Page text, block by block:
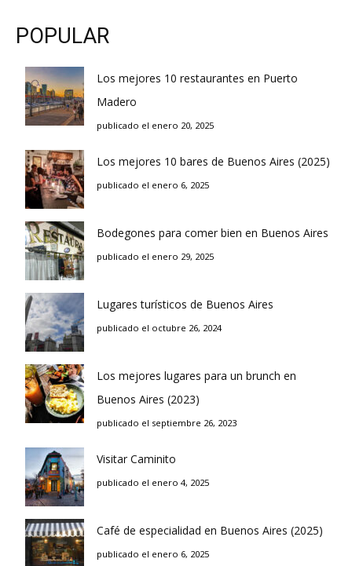
POPULAR
Los mejores 10 restaurantes en Puerto
Madero
publicado el enero 20, 2025
Los mejores 10 bares de Buenos Aires (2025)
publicado el enero 6, 2025
Bodegones para comer bien en Buenos Aires
publicado el enero 29, 2025
Lugares turísticos de Buenos Aires
publicado el octubre 26, 2024
Los mejores lugares para un brunch en
Buenos Aires (2023)
publicado el septiembre 26, 2023
Visitar Caminito
publicado el enero 4, 2025
Café de especialidad en Buenos Aires (2025)
publicado el enero 6, 2025